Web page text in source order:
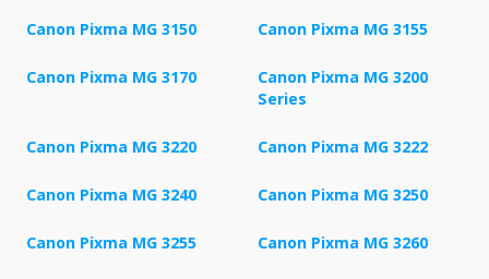
Canon Pixma MG 3150 Canon Pixma MG 3155
Canon Pixma MG 3170
Canon Pixma MG 3200
Series
Canon Pixma MG 3220 Canon Pixma MG 3222
Canon Pixma MG 3240 Canon Pixma MG 3250
Canon Pixma MG 3255 Canon Pixma MG 3260